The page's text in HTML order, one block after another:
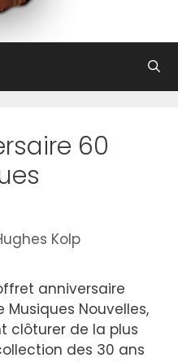
60
Kolp
anniversaire
Nouvelles,
clôturer de la plus
des 30 ans